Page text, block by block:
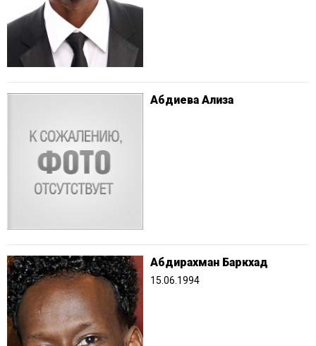
Абдиева Ализа
Абдирахман Баркхад
15.06.1994